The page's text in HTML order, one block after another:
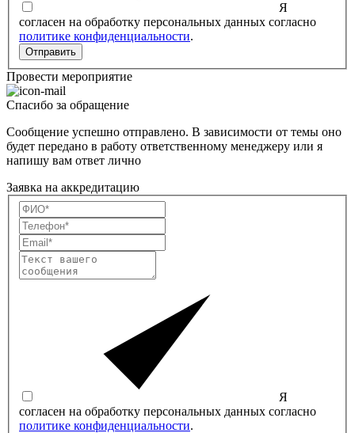
Я
согласен на обработку персональных данных согласно
политике конфиденциальности.
Отправить
Провести мероприятие
Спасибо за обращение
Сообщение успешно отправлено. В зависимости от темы оно
будет передано в работу ответственному менеджеру или я
напишу вам ответ лично
Заявка на аккредитацию
Я
согласен на обработку персональных данных согласно
политике конфиденциальности.